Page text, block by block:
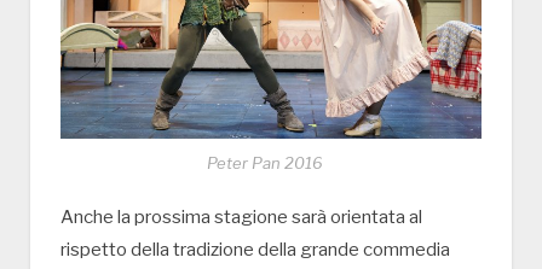
Peter Pan 2016
Anche la prossima stagione sarà orientata al
rispetto della tradizione della grande commedia